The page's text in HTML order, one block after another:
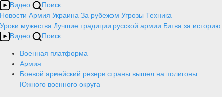
Видео
Поиск
Новости Армия Украина За рубежом Угрозы Техника
Уроки мужества Лучшие традиции русской армии Битва за историю
Видео
Поиск
Военная платформа
Армия
Боевой армейский резерв страны вышел на полигоны
Южного военного округа